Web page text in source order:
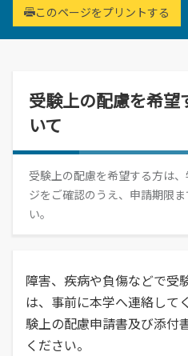
各種基本方針、ポリシー等
施設・学外拠点
国際交流センター
TUES×SDGs
環境問題･環境教育への取
各種お問合せ先
資料請求
交通アクセス・周辺マップ
研究
地
公立
をご
経
人
大
過去の入試結果
入試個人成績の開示
入学を決めた理由(先輩の
令和
令和
オー
てご
全
場、
学生住居
保険について
学生生活サポート(相談、健
アルバイトの紹介
学
学費
国
等
就職
就職･進学実績
就職支援システム
就職紹介動画
学内企業説明会の申し込み
求人の申し込み
受験生
卒業生
高校教員
一般・企業の方
このページをプリントする
受験上の配慮を希望
いて
受験上の配慮を希望する方は
ジをご確認のうえ、申請期限
い。
障害、疾病や負傷などで受
は、事前に本学へ連絡して
験上の配慮申請書及び添付
ください。